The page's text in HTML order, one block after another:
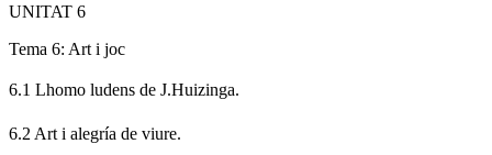
UNITAT 6
Tema 6: Art i joc
6.1 Lhomo ludens de J.Huizinga.
6.2 Art i alegría de viure.